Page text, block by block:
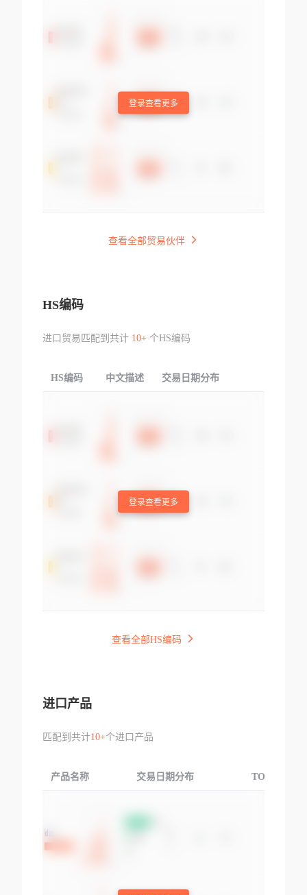
登录查看更多
查看全部贸易伙伴
HS编码
进口贸易匹配到共计 10+个HS编码
HS编码 中文描述 交易日期分布
登录查看更多
查看全部HS编码
进口产品
匹配到共计10+个进口产品
产品名称 交易日期分布 TOP3交易国